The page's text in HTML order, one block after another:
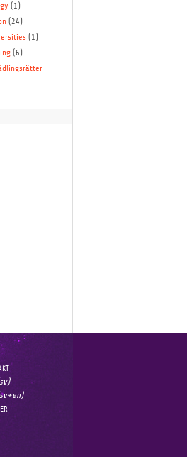
(1)
(24)
(1)
(6)